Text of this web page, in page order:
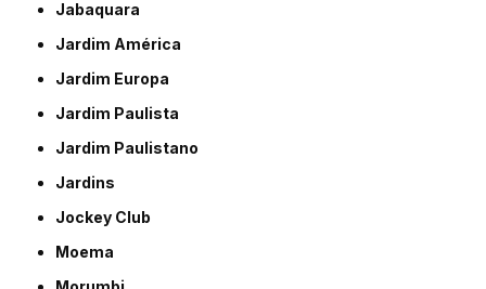
Jabaquara
Jardim América
Jardim Europa
Jardim Paulista
Jardim Paulistano
Jardins
Jockey Club
Moema